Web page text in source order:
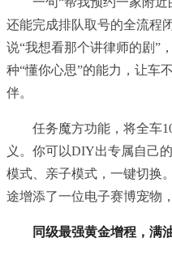
还能完成排队取号的全流程
说“我想看那个讲律师的剧”
种“懂你心思”的能力，让车
伴。
任务魔方功能，将全车
义。你可以DIY出专属自己
模式、亲子模式，一键切换
途增添了一位电子赛博宠物
同级最强黄金增程，满